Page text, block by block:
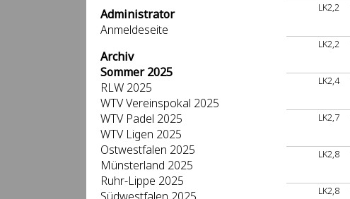
Administrator
Anmeldeseite
Archiv
Sommer 2025
RLW 2025
WTV Vereinspokal 2025
WTV Padel 2025
WTV Ligen 2025
Ostwestfalen 2025
Münsterland 2025
Ruhr-Lippe 2025
LK2,2
LK2,2
LK2,4
LK2,7
LK2,8
LK2,8